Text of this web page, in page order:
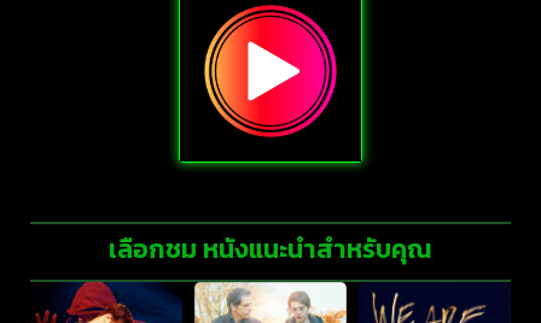
เลือกชม หนังแนะนำสำหรับคุณ